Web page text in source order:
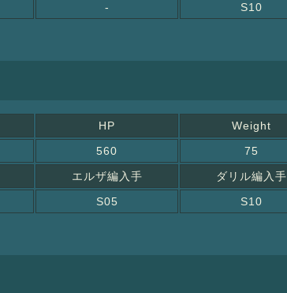
- S10
HP Weight
560 75
エルザ編入手 ダリル編入手
S05 S10